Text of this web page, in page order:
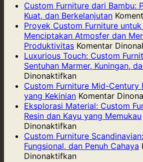
Custom Furniture dari Bambu:
Kuat, dan Berkelanjutan
Proyek Custom Furniture
Menciptakan Atmosfer dan
Produktivitas Komentar
Luxurious Touch: Custom
Sentuhan Marmer, Kuningan,
Dinonaktifkanpada
Luxurious
Touch:
Custom
Furniture
dengan
Sentuhan
Marmer,
Kuningan,
Custom Furniture Mid-Century
yang Kekinian Komentar
Eksplorasi Material: Custom
Resin dan Kayu yang Memukau
Dinonaktifkanpada
Eksplorasi
Material:
Custom
Custom Furniture
Fungsional, dan Penuh Cahaya
Dinonaktifkanpada